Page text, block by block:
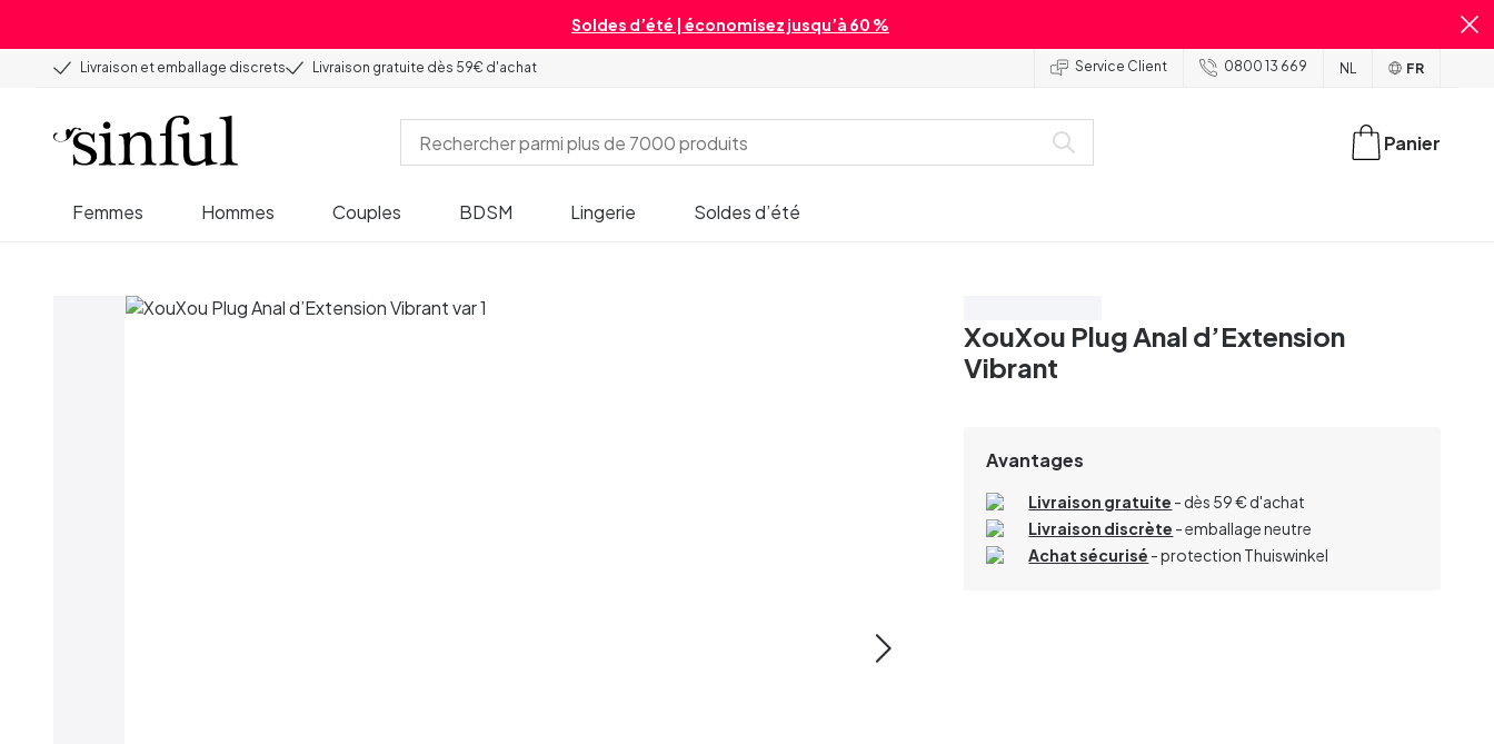
Soldes d’été | économisez jusqu’à 60 %
Livraison et emballage discrets Livraison gratuite dès 59€ d'achat Service Client 0800 13 669 NL FR
Femmes Hommes Couples BDSM Lingerie Soldes d’été
Panier
XouXou Plug Anal d’Extension
Vibrant
Avantages
Livraison gratuite - dès 59 € d'achat
Livraison discrète - emballage neutre
Achat sécurisé - protection Thuiswinkel